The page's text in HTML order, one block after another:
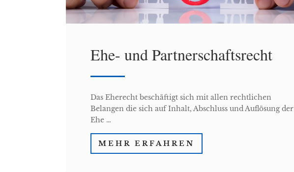
Ehe- und Partnerschaftsrecht
Das Eherecht beschäftigt sich mit allen rechtlichen
Belangen die sich auf Inhalt, Abschluss und Auflösung der
Ehe …
MEHR ERFAHREN